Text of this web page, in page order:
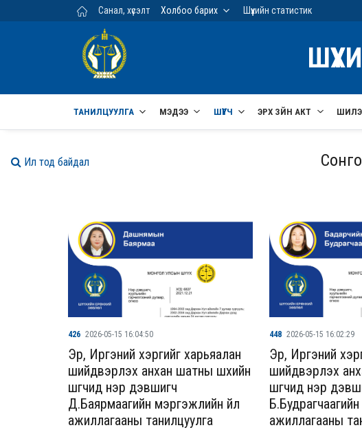
Үндсэн агуулга руу шилжих
Санал, хүсэлт Холбоо барих Шүүхийн статистик
ТАНИЛЦУУЛГА МЭДЭЭ ШҮҮГЧ ЭРХ ЗҮЙН АКТ
426 2026-05-15 16:04:50
Эрүү, Иргэний хэргийг харьяалан
шийдвэрлэх анхан шатны шүүхийн
шүүгчид нэр дэвшигч
Д.Баярмаагийн мэргэжлийн үйл
ажиллагааны танилцуулга
448 2026-05-15 16:02:29
Эрүү, Иргэний
шийдвэрлэх
шүүгчид нэр
ажиллагааны
Ил тод байдал